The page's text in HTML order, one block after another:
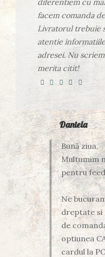
facem comanda
Livratorul trebuie
atentie
adresei. Nu
merita citit!
Daniela
Bună ziua,
Multumim
pentru
Ne
dreptate si
de
optiunea
cardul la